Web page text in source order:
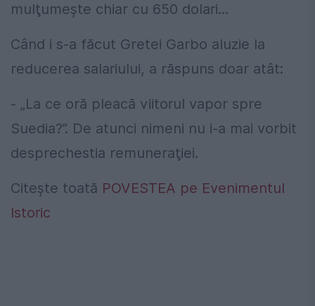
mulţumeşte chiar cu 650 dolari...
Când i s-a făcut Gretei Garbo aluzie la
reducerea salariului, a răspuns doar atât:
- „La ce oră pleacă viitorul vapor spre
Suedia?”. De atunci nimeni nu i-a mai vorbit
desprechestia remuneraţiei.
Citește toată POVESTEA pe Evenimentul
Istoric